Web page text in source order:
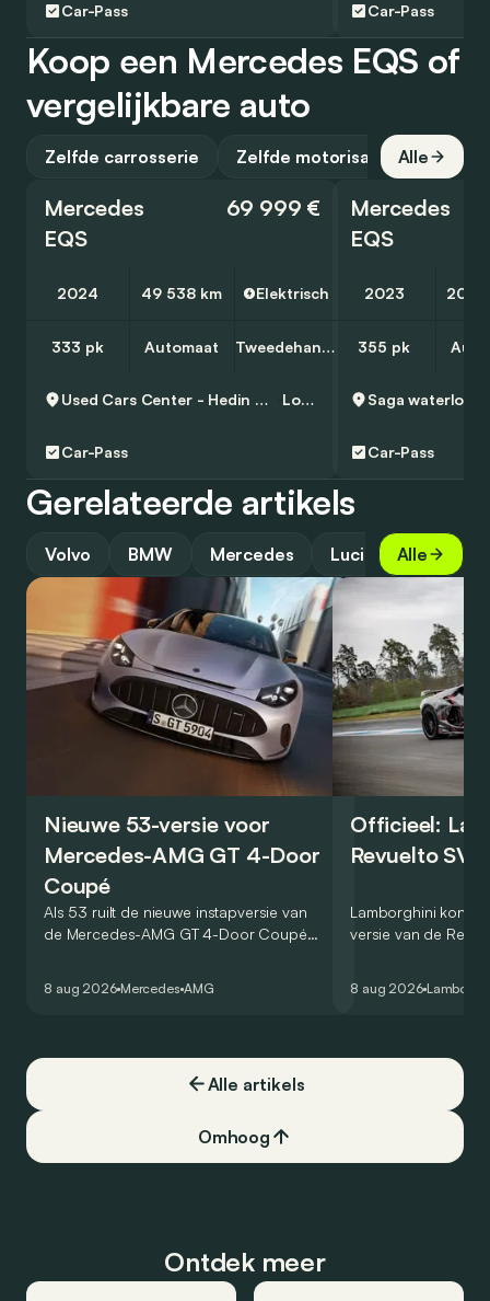
Car-Pass Car-Pass
Koop een Mercedes EQS of
vergelijkbare auto
Zelfde carrosserie Zelfde motorisatie Alle
Mercedes
EQS
69 999 €
2024 49 538 km Elektrisch
333 pk Automaat Tweedehands
Used Cars Center - Hedin Automotive Lokeren Lokeren
Car-Pass
Mercedes
EQS
2023 20
355 pk
Saga waterloo
Car-Pass
Gerelateerde artikels
Volvo BMW Mercedes Lucid Advies
Alle
Nieuwe 53-versie voor
Mercedes-AMG GT 4-Door
Coupé
Als 53 ruilt de nieuwe instapversie van
de Mercedes-AMG GT 4-Door Coupé
8 aug 2026 Mercedes AMG
Officieel:
Revuelto SV
Lamborghini
versie van de
een record voor
8 aug 2026
Alle artikels
Omhoog
Ontdek meer